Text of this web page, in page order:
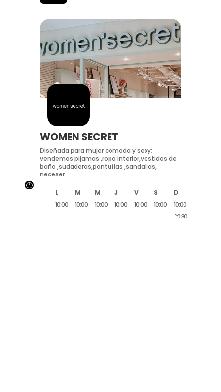
WOMEN SECRET
Diseñada para mujer comoda y sexy;
vendemos pijamas ,ropa interior,vestidos de
baño ,sudaderas,pantuflas ,sandalias,
neceser
L M M J V S
D
10:00
10:00
10:00
10:00
10:00
10:00
10:00
20:30
}